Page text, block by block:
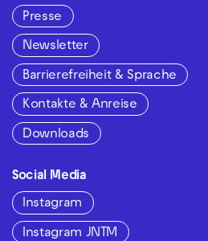
Presse
Newsletter
Barrierefreiheit & Sprache
Kontakte & Anreise
Downloads
Social Media
Instagram
Instagram JNTM